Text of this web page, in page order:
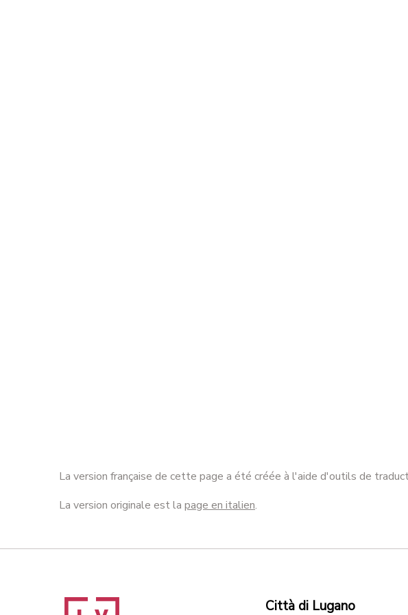
La version française de cette page a été créée à l'aide d'outils de
La version originale est la page en italien.
Città di Lugano